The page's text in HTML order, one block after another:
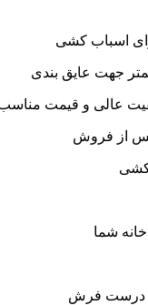
عالی و قیمت
از فروش
شما